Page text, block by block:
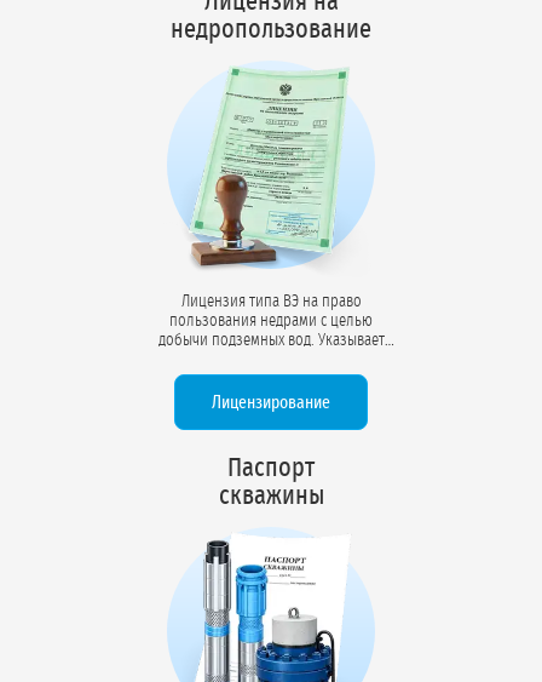
недропользование
Лицензия типа ВЭ на право
пользования недрами с целью
добычи подземных вод. Указывает
водопотребления (м³/сут), срок
действия (до 25 лет), координаты
проверкам Минприроды.
Лицензирование
Паспорт
скважины